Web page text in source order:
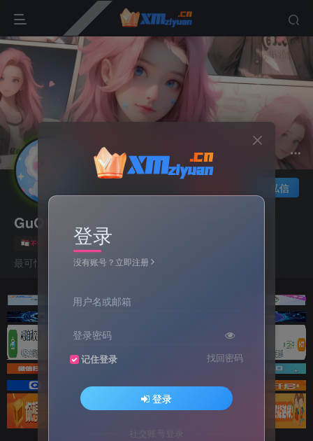
GuQi
最可怕的事莫过于无知而行动
私信
文案不会提取也不会写？八哥来帮忙！
7-9折！等多家顶流配音软件[配音神器Pro]-[配音鹅]-[南瓜配音]-[魔音工坊]-[逗哥配音]戳这里查看详情！
登录
没有账号？立即注册
用户名或邮箱
登录密码
记住登录 找回密码
登录
社交账号登录